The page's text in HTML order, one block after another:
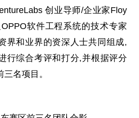
创业导师/企业家Floy
软件工程系统的技术专家
界和业界的资深人士共同组成,
行综合考评和打分,并根据评分
三名项目。